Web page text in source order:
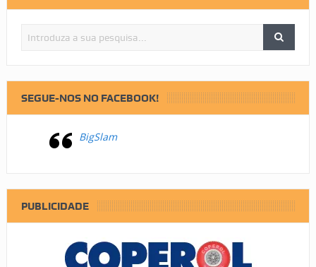
SEGUE-NOS NO FACEBOOK!
BigSlam
PUBLICIDADE